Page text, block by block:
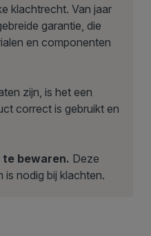
klachtrecht. Van jaar
garantie, die
en componenten
zijn, is het een
correct is gebruikt en
bewaren. Deze
is nodig bij klachten.